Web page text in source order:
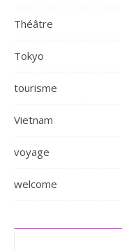
Théâtre
Tokyo
tourisme
Vietnam
voyage
welcome